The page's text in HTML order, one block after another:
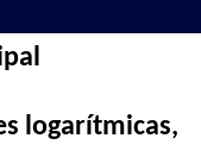
logarítmicas,